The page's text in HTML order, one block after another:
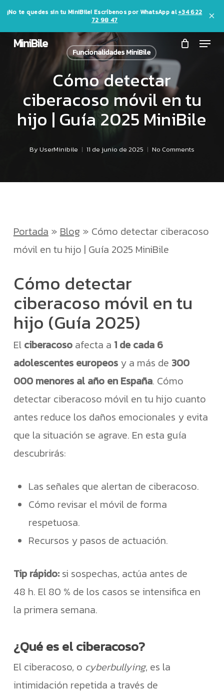
Skip
mainMiniBile Menu
Cart
Funcionalidades MiniBile
Cómo detectar
ciberacoso móvil en tu
hijo | Guía 2025 MiniBile
By UserMinibile 11 de junio de 2025 No Comments
Portada» Blog » Cómo detectar ciberacoso
móvil en tu hijo | Guía 2025 MiniBile
Cómo detectar
ciberacoso móvil en tu
hijo (Guía 2025)
El ciberacosoafecta a 1 de cada 6
adolescentes europeosy a más de 300
000 menores al año en España. Cómo
detectar ciberacoso móvil en tu hijo cuanto
antes reduce los daños emocionales y evita
que la situación se agrave. En esta guía
descubrirás:
Las señales que alertan de ciberacoso.
Cómo revisar el móvil de forma
respetuosa.
Recursos y pasos de actuación.
Tip rápido:si sospechas, actúa antes de
48 h. El 80 % de los casos se intensifica en
la primera semana.
¿Qué es el ciberacoso?
El ciberacoso, o cyberbullying, es la
intimidación repetida a través de
¡No te quedes sin tu MiniBile! Escríbenos por WhatsApp al+34 622
72 98 47
×